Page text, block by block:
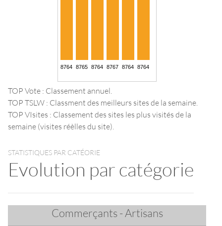
TOP Vote : Classement annuel.
TOP TSLW : Classment des meilleurs sites de la semaine.
TOP VIsites : Classement des sites les plus visités de la
semaine (visites réèlles du site).
STATISTIQUES PAR CATÉORIE
Evolution par catégorie
Commerçants - Artisans